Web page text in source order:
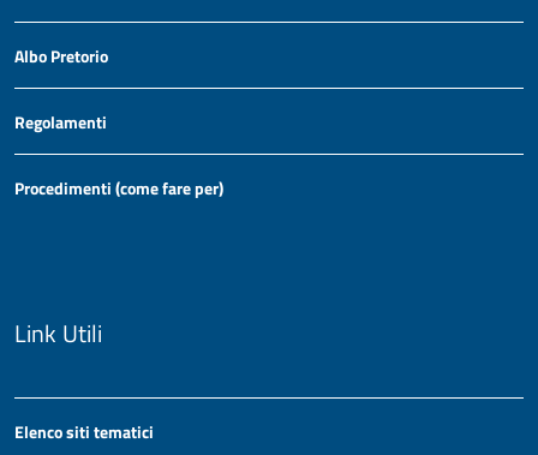
Albo Pretorio
Regolamenti
Procedimenti (come fare per)
Link Utili
Elenco siti tematici